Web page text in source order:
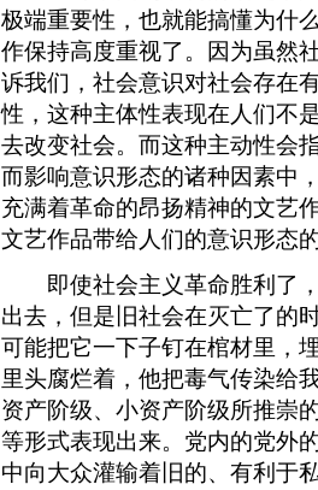
极端重要性，也就能搞懂为什
作保持高度重视了。因为虽然
诉我们，社会意识对社会存在
性，这种主体性表现在人们不
去改变社会。而这种主动性会
而影响意识形态的诸种因素中
充满着革命的昂扬精神的文艺
文艺作品带给人们的意识形态
即使社会主义革命胜利了，
出去，但是旧社会在灭亡了的
可能把它一下子钉在棺材里，
里头腐烂着，他把毒气传染给
资产阶级、小资产阶级所推崇
等形式表现出来。党内的党外
中向大众灌输着旧的、有利于